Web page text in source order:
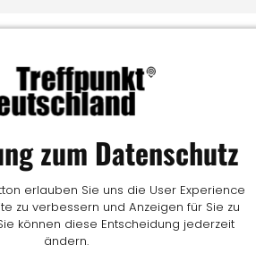
zum Datenschutz
erlauben Sie uns die User Experience
zu verbessern und Anzeigen für Sie zu
können diese Entscheidung jederzeit
ändern.